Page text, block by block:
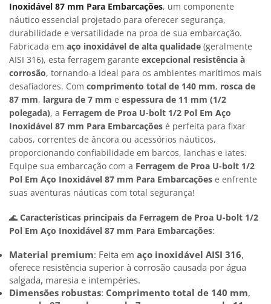
Inoxidável 87 mm Para Embarcações, um componente
náutico essencial projetado para oferecer segurança,
durabilidade e versatilidade na proa de sua embarcação.
Fabricada em aço inoxidável de alta qualidade (geralmente
AISI 316), esta ferragem garante excepcional resistência à
corrosão, tornando-a ideal para os ambientes marítimos mais
desafiadores. Com comprimento total de 140 mm, rosca de
87 mm, largura de 7 mm e espessura de 11 mm (1/2
polegada), a Ferragem de Proa U-bolt 1/2 Pol Em Aço
Inoxidável 87 mm Para Embarcações é perfeita para fixar
cabos, correntes de âncora ou acessórios náuticos,
proporcionando confiabilidade em barcos, lanchas e iates.
Equipe sua embarcação com a Ferragem de Proa U-bolt 1/2
Pol Em Aço Inoxidável 87 mm Para Embarcações e enfrente
suas aventuras náuticas com total segurança!
🌊 Características principais da Ferragem de Proa U-bolt 1/2
Pol Em Aço Inoxidável 87 mm Para Embarcações:
Material premium: Feita em aço inoxidável AISI 316,
oferece resistência superior à corrosão causada por água
salgada, maresia e intempéries.
Dimensões robustas: Comprimento total de 140 mm,